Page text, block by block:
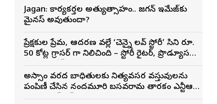
Jagan: కార్యకర్తల అత్యుత్సాహం.. జగన్ ఇమేజ్‌కు
మైనస్ అవుతుందా?
ప్రేక్షకుల ప్రేమ, ఆదరణ వల్లే ‘చెన్నై లవ్ స్టోరీ’ సినిమా రూ.
50 కోట్ల గ్రాసర్ గా నిలిచింది – స్టోరీ రైటర్, ప్రొడ్యూసర్
అస్సాం వరద బాధితులకు నిత్యవసర వస్తువులను
పంపిణీ చేసిన నందమూరి బసవరామ తారకం ఎన్టీఆర్